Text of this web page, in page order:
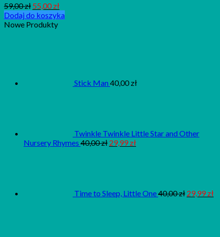
59,00zł 55,00zł
Dodaj do koszyka
Nowe Produkty
Stick Man40,00 zł
Twinkle Twinkle Little Star and Other
Nursery Rhymes 40,00zł 29,99zł
Time to Sleep, Little One40,00zł 29,99zł